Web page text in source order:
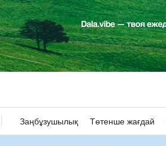
Заңбұзушылық Төтенше жағдай